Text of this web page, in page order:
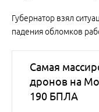
Губернатор взял
падения обломков
Самая
дронов на
190 БПЛА